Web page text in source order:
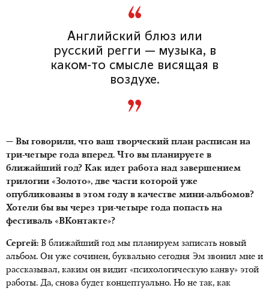
Английский блюз или
русский регги — музыка, в
каком-то смысле висящая в
воздухе.
— Вы говорили, что ваш творческий план расписан на
три-четыре года вперед. Что вы планируете в
ближайший год? Как идет работа над завершением
трилогии «Золото», две части которой уже
опубликованы в этом году в качестве мини-альбомов?
Хотели бы вы через три-четыре года попасть на
фестиваль «ВКонтакте»?
Сергей: В ближайший год мы планируем записать новый
альбом. Он уже сочинен, буквально сегодня Эм звонил мне и
рассказывал, каким он видит «психологическую канву» этой
работы. Да, снова будет концептуально. Но не так, как